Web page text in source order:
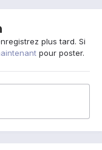
plus tard. Si
pour poster.